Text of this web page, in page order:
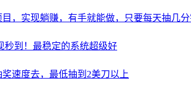
目，实现躺赚，有手就能做，只要每天抽几分
秒到！最稳定的系统超级好
速度去，最低抽到2美刀以上